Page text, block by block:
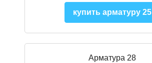
купить арматуру 25
Арматура 28